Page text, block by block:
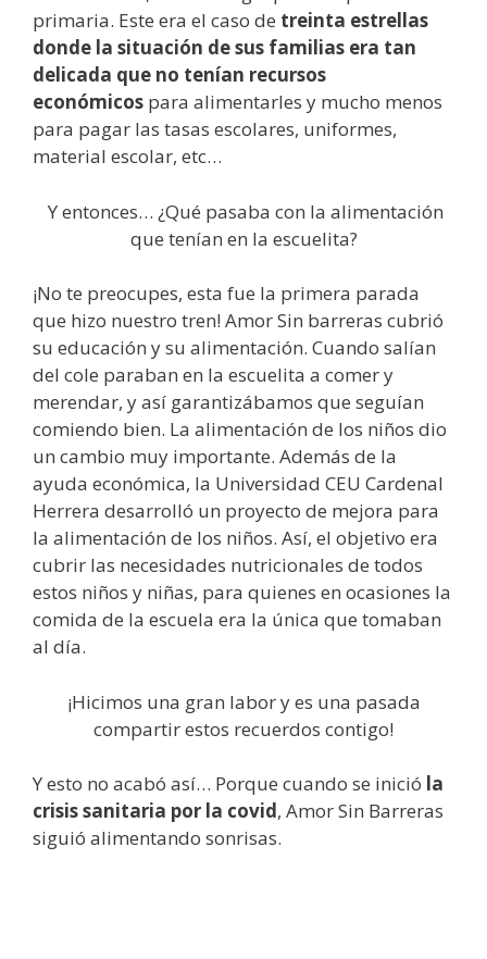
primaria. Este era el caso de treinta estrellas
donde la situación de sus familias era tan
delicada que no tenían recursos
económicos para alimentarles y mucho menos
para pagar las tasas escolares, uniformes,
material escolar, etc…
Y entonces… ¿Qué pasaba con la alimentación
que tenían en la escuelita?
¡No te preocupes, esta fue la primera parada
que hizo nuestro tren! Amor Sin barreras cubrió
su educación y su alimentación. Cuando salían
del cole paraban en la escuelita a comer y
merendar, y así garantizábamos que seguían
comiendo bien. La alimentación de los niños dio
un cambio muy importante. Además de la
ayuda económica, la Universidad CEU Cardenal
Herrera desarrolló un proyecto de mejora para
la alimentación de los niños. Así, el objetivo era
cubrir las necesidades nutricionales de todos
estos niños y niñas, para quienes en ocasiones la
comida de la escuela era la única que tomaban
al día.
¡Hicimos una gran labor y es una pasada
compartir estos recuerdos contigo!
Y esto no acabó así… Porque cuando se inició la
crisis sanitaria por la covid, Amor Sin Barreras
siguió alimentando sonrisas.